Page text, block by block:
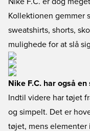
Kollektionen gemmer
sweatshirts, shorts,
mulighede for at slå
Nike F.C. har også
Indtil videre har tøjet
og simpelt. Det er
tøjet, mens elementer